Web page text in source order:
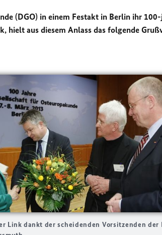
(DGO) in einem Festakt in Berlin ihr
hielt aus diesem Anlass das folgende
Link dankt der scheidenden Vorsitzenden der